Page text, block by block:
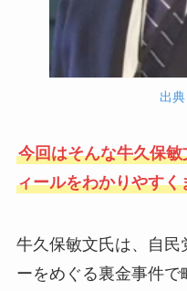
出
今回はそんな牛久保
ィールをわかりやす
牛久保敏文氏は、自民
ーをめぐる裏金事件